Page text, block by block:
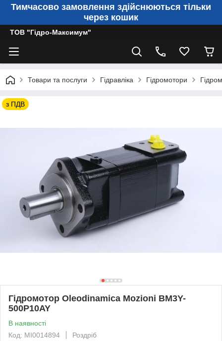
Тимчасово замовлення здійснюються тільки
через кошик
ТОВ "Гідро-Максимум"
Товари та послуги Гідравліка Гідромотори
з ПДВ
Гідромотор Oleodinamica Mozioni BM3Y-
500P10AY
В наявності
Код: MI0014894
Роздріб